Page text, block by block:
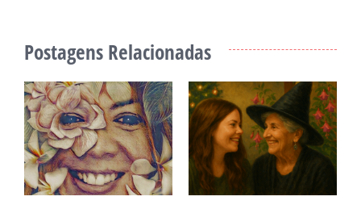
Postagens Relacionadas